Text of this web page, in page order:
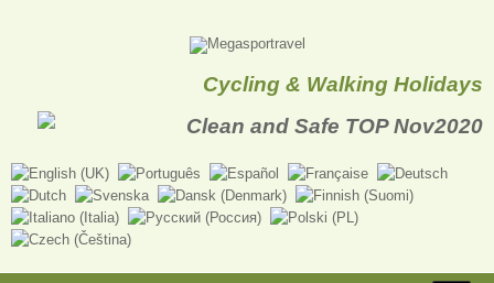
Cycling & Walking Holidays